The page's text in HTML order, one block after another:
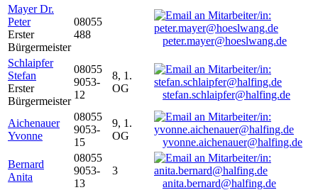
Mayer Dr.
Peter
Erster
Bürgermeister
08055
488
peter.mayer@hoeslwang.de
Schlaipfer
Stefan
Erster
Bürgermeister
08055
9053-
12
8, 1.
OG
stefan.schlaipfer@halfing.de
Aichenauer
Yvonne
08055
9053-
15
9, 1.
OG
yvonne.aichenauer@halfing.de
Bernard
Anita
08055
9053-
13
3
anita.bernard@halfing.de